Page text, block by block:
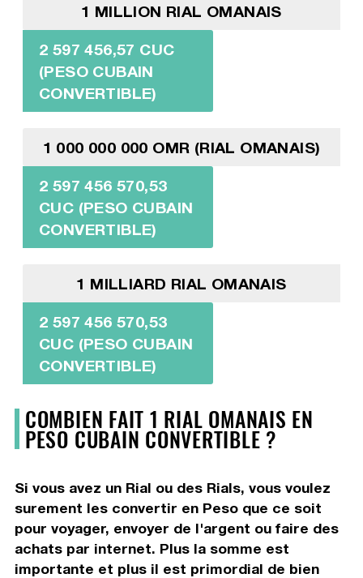
1 MILLION RIAL OMANAIS
2 597 456,57 CUC
(PESO CUBAIN
CONVERTIBLE)
1 000 000 000 OMR (RIAL OMANAIS)
2 597 456 570,53
CUC (PESO CUBAIN
CONVERTIBLE)
1 MILLIARD RIAL OMANAIS
2 597 456 570,53
CUC (PESO CUBAIN
CONVERTIBLE)
COMBIEN FAIT 1 RIAL OMANAIS EN
PESO CUBAIN CONVERTIBLE ?
Si vous avez un Rial ou des Rials, vous voulez
surement les convertir en Peso que ce soit
pour voyager, envoyer de l'argent ou faire des
achats par internet. Plus la somme est
importante et plus il est primordial de bien